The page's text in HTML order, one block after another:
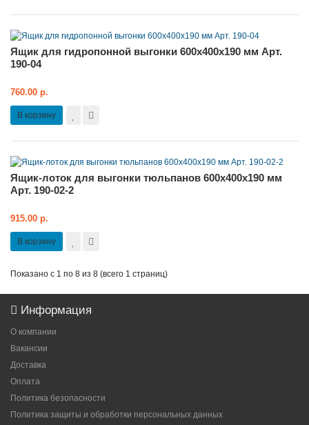
Ящик для гидропонной выгонки 600x400x190 мм Арт.
190-04
760.00 р.
В корзину
Ящик-лоток для выгонки тюльпанов 600x400x190 мм
Арт. 190-02-2
915.00 р.
В корзину
Показано с 1 по 8 из 8 (всего 1 страниц)
Информация
О компании
Вакансии
Доставка
Оплата
Политика безопасности
Политика защиты и обработки персональных данных